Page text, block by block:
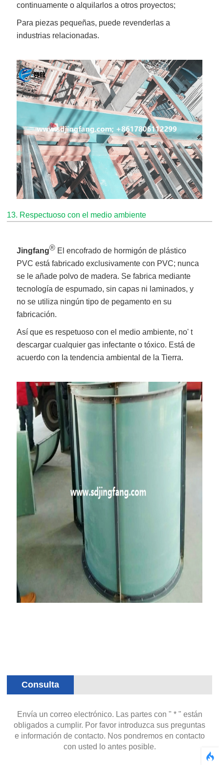
continuamente o alquilarlos a otros proyectos;
Para piezas pequeñas, puede revenderlas a
industrias relacionadas.
13. Respectuoso con el medio ambiente
Jingfang® El encofrado de hormigón de plástico
PVC está fabricado exclusivamente con PVC; nunca
se le añade polvo de madera. Se fabrica mediante
tecnología de espumado, sin capas ni laminados, y
no se utiliza ningún tipo de pegamento en su
fabricación.
Así que es respetuoso con el medio ambiente, no' t
descargar cualquier gas infectante o tóxico. Está de
acuerdo con la tendencia ambiental de la Tierra.
Consulta
Envía un correo electrónico. Las partes con " * " están
obligados a cumplir. Por favor introduzca sus preguntas
e información de contacto. Nos pondremos en contacto
con usted lo antes posible.